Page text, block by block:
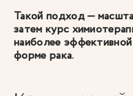
Такой подход —
затем курс
наиболее
форме рака.